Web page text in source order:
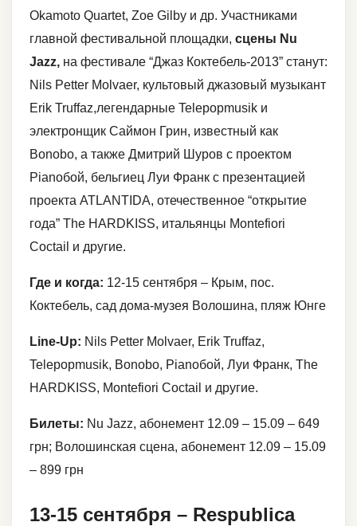
Okamoto Quartet, Zoe Gilby и др. Участниками
главной фестивальной площадки, сцены Nu
Jazz, на фестивале “Джаз Коктебель-2013” станут:
Nils Petter Molvaer, культовый джазовый музыкант
Erik Truffaz,легендарные Telepopmusik и
электронщик Саймон Грин, известный как
Bonobo, а также Дмитрий Шуров с проектом
Pianoбой, бельгиец Луи Франк с презентацией
проекта ATLANTIDA, отечественное “открытие
года” The HARDKISS, итальянцы Montefiori
Coctail и другие.
Где и когда: 12-15 сентября – Крым, пос.
Коктебель, сад дома-музея Волошина, пляж Юнге
Line-Up: Nils Petter Molvaer, Erik Truffaz,
Telepopmusik, Bonobo, Pianoбой, Луи Франк, The
HARDKISS, Montefiori Coctail и другие.
Билеты: Nu Jazz, абонемент 12.09 – 15.09 – 649
грн; Волошинская сцена, абонемент 12.09 – 15.09
– 899 грн
13-15 сентября – Respublica